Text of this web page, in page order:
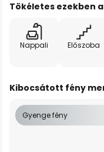
Tökéletes ezekben
Nappali Előszoba
Kibocsátott fény
Gyenge fény